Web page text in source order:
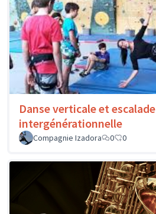
Danse verticale et escalade
intergénérationnelle
Compagnie Izadora
0 0